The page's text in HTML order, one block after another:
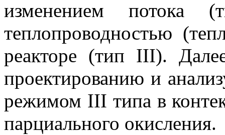
изменением потока
теплопроводностью
реакторе (тип III).
проектированию и
режимом III типа в
парциального окисления.